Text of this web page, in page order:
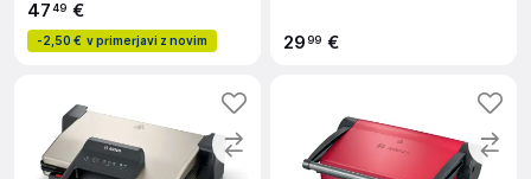
4749 €
-2,50 € v primerjavi z novim 2999 €